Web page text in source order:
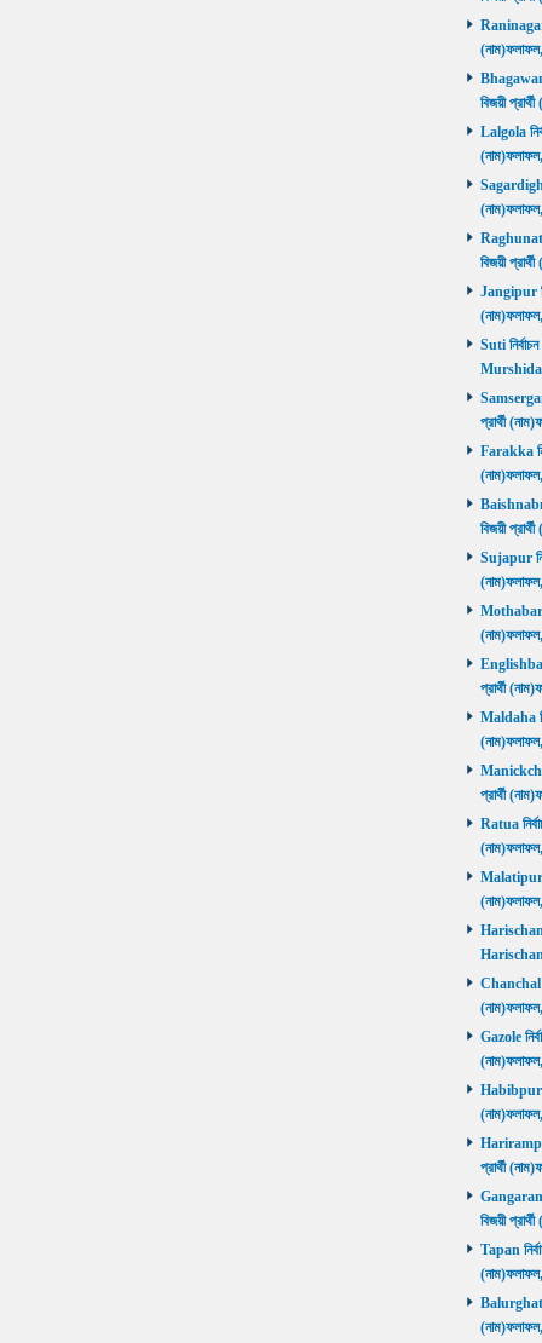
Raninagar
বিজয়ী
Lalgola
Sagardighi
বিজয়ী
Jangipur
Suti
প্রার্থী
Farakka
বিজয়ী
Sujapur
Mothabari
প্রার্থী
Maldaha
প্রার্থী
Ratua
Malatipur
Chanchal
Gazole
Habibpur
প্রার্থী
বিজয়ী
Tapan
Balurghat